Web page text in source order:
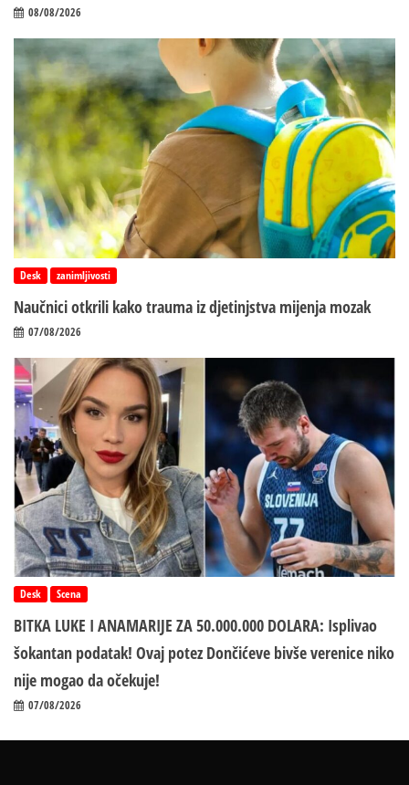
08/08/2026
Desk zanimljivosti
Naučnici otkrili kako trauma iz d‌jetinjstva mijenja mozak
07/08/2026
Desk Scena
BITKA LUKE I ANAMARIJE ZA 50.000.000 DOLARA: Isplivao
šokantan podatak! Ovaj potez Dončićeve bivše verenice niko
nije mogao da očekuje!
07/08/2026